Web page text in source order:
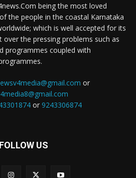
being the most loved
the people in the coastal Karnataka
which is well accepted for its
the pressing problems such as
programmes coupled with
or
or 9243306874
FOLLOW US